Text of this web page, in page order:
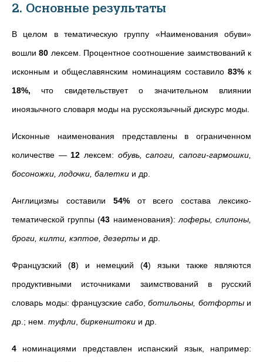
2. Основные результаты
В целом в тематическую группу «Наименования обуви»
вошли80 лексем. Процентное соотношение заимствований к
исконным и общеславянским номинациям составило 83%к
18%,что свидетельствует о значительном влиянии
иноязычного словаря моды на русскоязычный дискурс моды.
Исконные наименования представлены в ограниченном
количестве — 12 лексем: обувь, сапоги, сапоги-гармошки,
босоножки, лодочки, балетки и др.
Англицизмы составили 54%от всего состава лексико-
тематической группы (43 наименования): лоферы, слипоны,
броги, килти, кэптое, дезерты и др.
Французский (8) и немецкий (4) языки также являются
продуктивными источниками заимствований в русский
словарь моды: французские сабо, ботильоны, ботфорты и
др.; нем. туфли биркенштоки и др.
4 номинациями представлен испанский язык, например: